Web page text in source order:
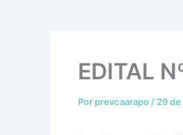
EDITAL
Por prevcaarapo / 29